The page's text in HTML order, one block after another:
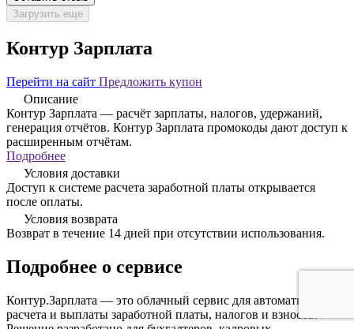
Загрузить еще
Контур Зарплата
Перейти на сайт Предложить купон
Описание
Контур Зарплата — расчёт зарплаты, налогов, удержаний,
генерация отчётов. Контур Зарплата промокоды дают доступ к
расширенным отчётам.
Подробнее
Условия доставки
Доступ к системе расчета заработной платы открывается
после оплаты.
Условия возврата
Возврат в течение 14 дней при отсутствии использования.
Подробнее о сервисе
Контур.Зарплата — это облачный сервис для автоматизации
расчета и выплаты заработной платы, налогов и взносов.